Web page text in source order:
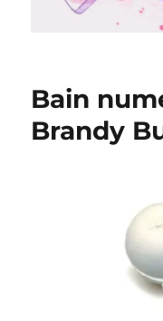
Bain
Brandy